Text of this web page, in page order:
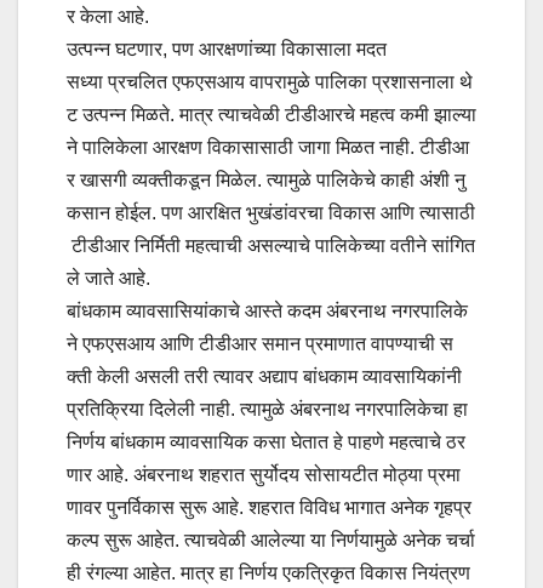
र केला आहे.
उत्पन्न घटणार, पण आरक्षणांच्या विकासाला मदत
सध्या प्रचलित एफएसआय वापरामुळे पालिका प्रशासनाला थे
ट उत्पन्न मिळते. मात्र त्याचवेळी टीडीआरचे महत्व कमी झाल्या
ने पालिकेला आरक्षण विकासासाठी जागा मिळत नाही. टीडीआ
र खासगी व्यक्तीकडून मिळेल. त्यामुळे पालिकेचे काही अंशी नु
कसान होईल. पण आरक्षित भुखंडांवरचा विकास आणि त्यासाठी
टीडीआर निर्मिती महत्वाची असल्याचे पालिकेच्या वतीने सांगित
ले जाते आहे.
बांधकाम व्यावसासियांकाचे आस्ते कदम अंबरनाथ नगरपालिके
ने एफएसआय आणि टीडीआर समान प्रमाणात वापण्याची स
क्ती केली असली तरी त्यावर अद्याप बांधकाम व्यावसायिकांनी
प्रतिक्रिया दिलेली नाही. त्यामुळे अंबरनाथ नगरपालिकेचा हा
निर्णय बांधकाम व्यावसायिक कसा घेतात हे पाहणे महत्वाचे ठर
णार आहे. अंबरनाथ शहरात सुर्योदय सोसायटीत मोठ्या प्रमा
णावर पुनर्विकास सुरू आहे. शहरात विविध भागात अनेक गृहप्र
कल्प सुरू आहेत. त्याचवेळी आलेल्या या निर्णयामुळे अनेक चर्चा
ही रंगल्या आहेत. मात्र हा निर्णय एकत्रिकृत विकास नियंत्रण